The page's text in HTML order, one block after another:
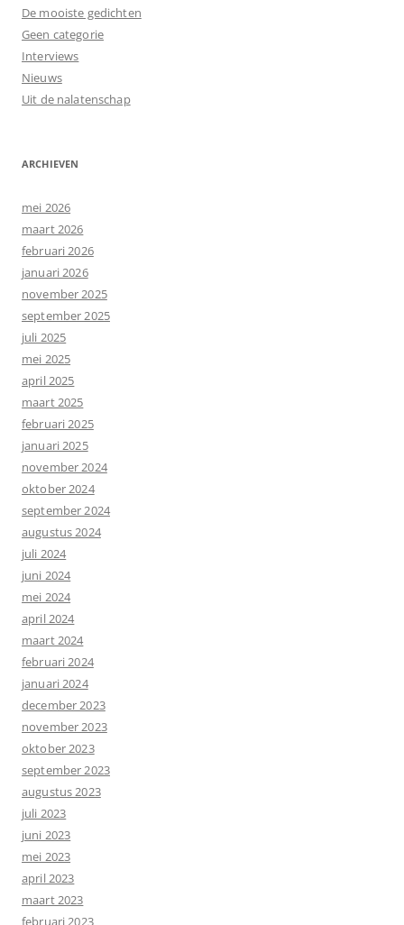
De mooiste gedichten
Geen categorie
Interviews
Nieuws
Uit de nalatenschap
ARCHIEVEN
mei 2026
maart 2026
februari 2026
januari 2026
november 2025
september 2025
juli 2025
mei 2025
april 2025
maart 2025
februari 2025
januari 2025
november 2024
oktober 2024
september 2024
augustus 2024
juli 2024
juni 2024
mei 2024
april 2024
maart 2024
februari 2024
januari 2024
december 2023
november 2023
oktober 2023
september 2023
augustus 2023
juli 2023
juni 2023
mei 2023
april 2023
maart 2023
februari 2023